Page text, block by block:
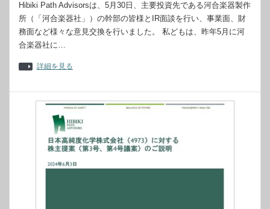
Hibiki Path Advisorsは、5月30日、主要投資先である河合楽器製作
所（「河合楽器社」）の幹部の皆様とIR面談を行い、事業面、財
務面など様々な意見交換を行いました。 私どもは、昨年5月に河
合楽器社に…
詳細を見る